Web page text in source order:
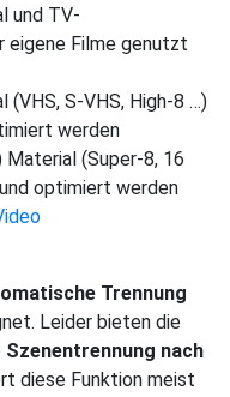
und TV-
eigene Filme genutzt
(VHS, S-VHS, High-8 …)
werden
Material (Super-8, 16
optimiert werden
Trennung
Leider bieten die
Szenentrennung nach
diese Funktion meist